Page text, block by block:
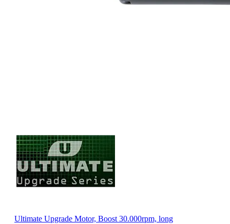
Ultimate Upgrade Motor, Boost 30.000rpm, long